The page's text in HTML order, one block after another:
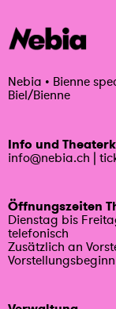
Nebia • Bienne
Biel/Bienne
Info und
info@nebia.ch |
Öffnungszeiten
Dienstag bis
telefonisch
Zusätzlich an
Vorstellungsbeginn